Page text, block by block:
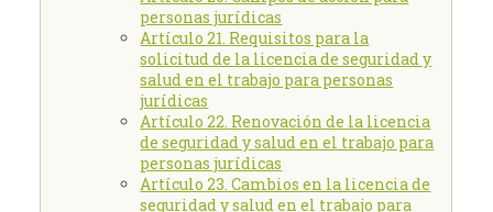
personas jurídicas
Artículo 21. Requisitos para la
solicitud de la licencia de seguridad y
salud en el trabajo para personas
jurídicas
Artículo 22. Renovación de la licencia
de seguridad y salud en el trabajo para
personas jurídicas
Artículo 23. Cambios en la licencia de
seguridad y salud en el trabajo para